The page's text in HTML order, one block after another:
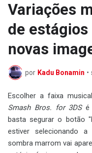
Variações
de
novas
por Kadu Bonamin •
Escolher a faixa
Smash Bros. for 3DSé
basta segurar o botão
estiver selecionando
sombra marrom vai